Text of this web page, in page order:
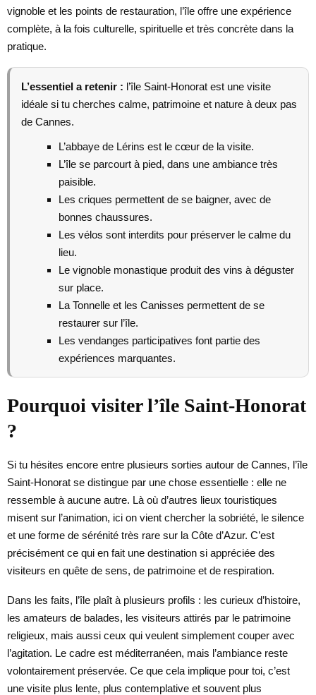
vignoble et les points de restauration, l’île offre une expérience
complète, à la fois culturelle, spirituelle et très concrète dans la
pratique.
L’essentiel a retenir : l’île Saint-Honorat est une visite
idéale si tu cherches calme, patrimoine et nature à deux pas
de Cannes.
L’abbaye de Lérins est le cœur de la visite.
L’île se parcourt à pied, dans une ambiance très
paisible.
Les criques permettent de se baigner, avec de
bonnes chaussures.
Les vélos sont interdits pour préserver le calme du
lieu.
Le vignoble monastique produit des vins à déguster
sur place.
La Tonnelle et les Canisses permettent de se
restaurer sur l’île.
Les vendanges participatives font partie des
expériences marquantes.
Pourquoi visiter l’île Saint-Honorat
?
Si tu hésites encore entre plusieurs sorties autour de Cannes, l’île
Saint-Honorat se distingue par une chose essentielle : elle ne
ressemble à aucune autre. Là où d’autres lieux touristiques
misent sur l’animation, ici on vient chercher la sobriété, le silence
et une forme de sérénité très rare sur la Côte d’Azur. C’est
précisément ce qui en fait une destination si appréciée des
visiteurs en quête de sens, de patrimoine et de respiration.
Dans les faits, l’île plaît à plusieurs profils : les curieux d’histoire,
les amateurs de balades, les visiteurs attirés par le patrimoine
religieux, mais aussi ceux qui veulent simplement couper avec
l’agitation. Le cadre est méditerranéen, mais l’ambiance reste
volontairement préservée. Ce que cela implique pour toi, c’est
une visite plus lente, plus contemplative et souvent plus